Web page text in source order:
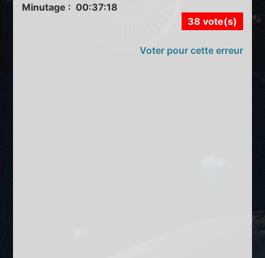
Minutage : 00:37:18
38 vote(s)
Voter pour cette erreur